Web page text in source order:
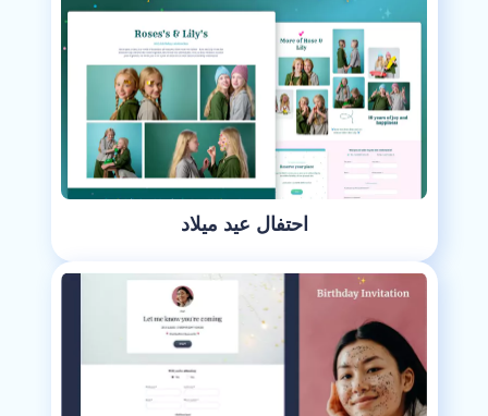
احتفال عيد ميلاد